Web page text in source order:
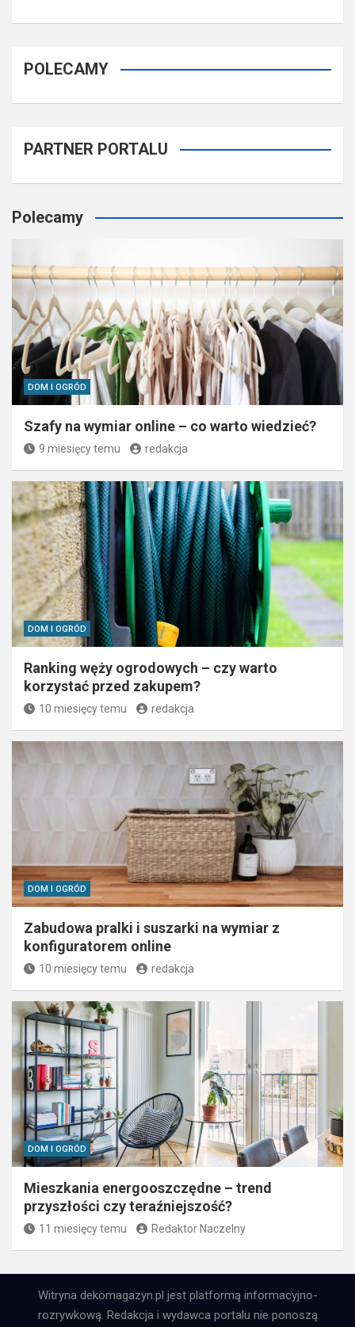
POLECAMY
PARTNER PORTALU
Polecamy
DOM I OGRÓD
Szafy na wymiar online – co warto wiedzieć?
9 miesięcy temu redakcja
DOM I OGRÓD
Ranking węży ogrodowych – czy warto
korzystać przed zakupem?
10 miesięcy temu redakcja
DOM I OGRÓD
Zabudowa pralki i suszarki na wymiar z
konfiguratorem online
10 miesięcy temu redakcja
DOM I OGRÓD
Mieszkania energooszczędne – trend
przyszłości czy teraźniejszość?
11 miesięcy temu Redaktor Naczelny
Witryna dekomagazyn.pl jest platformą informacyjno-
rozrywkową. Redakcja i wydawca portalu nie ponoszą